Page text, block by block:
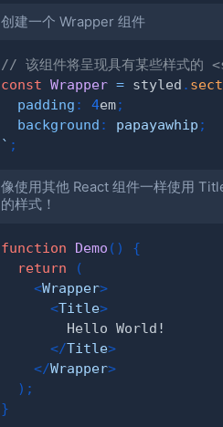
创建一个 Wrapper 组件
// 该组件将呈现具有某些样式的
const Wrapper = styled .
padding : 4em;
background : papayawhip ;
` ;
像使用其他 React 组件一样使用
的样式！
function Demo ( )
{
return
(
<Wrapper>
<Title>
</Title>
</Wrapper>
) ;
}